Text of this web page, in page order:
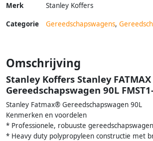
Merk Stanley Koffers
Categorie Gereedschapswagens,
Omschrijving
Stanley Koffers Stanley FATMAX
Gereedschapswagen 90L
Stanley Fatmax® Gereedschapswagen 90L
Kenmerken en voordelen
* Professionele, robuuste
* Heavy duty polypropyleen constructie met